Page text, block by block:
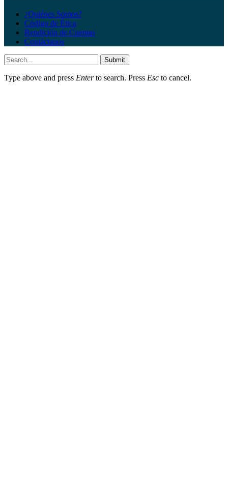
¿Quiénes Somos?
Código de Ética
Rendición de Cuentas
Contáctanos
Submit
Type above and press Enterto search. Press Esc to cancel.